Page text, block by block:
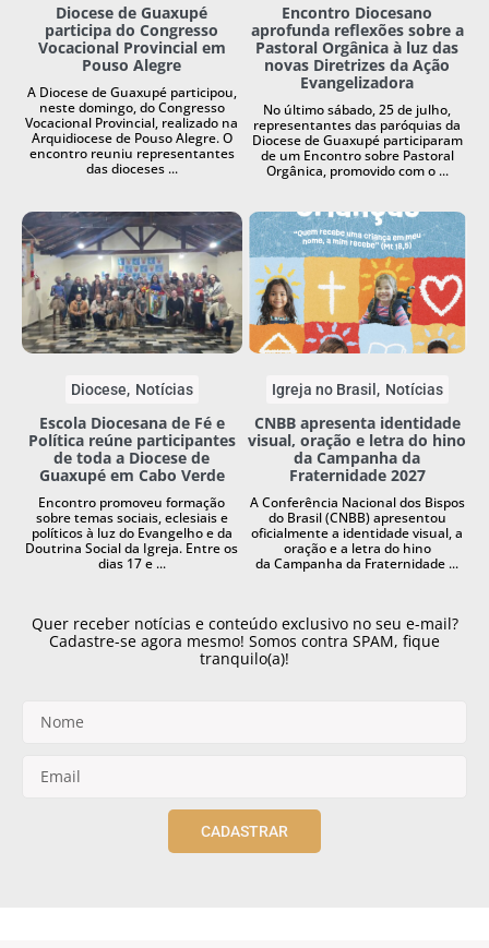
Diocese de Guaxupé
participa do Congresso
Vocacional Provincial em
Pouso Alegre
A Diocese de Guaxupé participou,
neste domingo, do Congresso
Vocacional Provincial, realizado na
Arquidiocese de Pouso Alegre. O
encontro reuniu representantes
das dioceses ...
Encontro Diocesano
aprofunda reflexões sobre a
Pastoral Orgânica à luz das
novas Diretrizes da Ação
Evangelizadora
No último sábado, 25 de julho,
representantes das paróquias da
Diocese de Guaxupé participaram
de um Encontro sobre Pastoral
Orgânica, promovido com o ...
Diocese Notícias
Escola Diocesana de Fé e
Política reúne participantes
de toda a Diocese de
Guaxupé em Cabo Verde
Encontro promoveu formação
sobre temas sociais, eclesiais e
políticos à luz do Evangelho e da
Doutrina Social da Igreja. Entre os
dias 17 e ...
Igreja no Brasil Notícias
CNBB apresenta identidade
visual, oração e letra do hino
da Campanha da
Fraternidade 2027
A Conferência Nacional dos Bispos
do Brasil (CNBB) apresentou
oficialmente a identidade visual, a
oração e a letra do hino
da Campanha da Fraternidade ...
Quer receber notícias e conteúdo exclusivo no seu e-mail?
Cadastre-se agora mesmo! Somos contra SPAM, fique
tranquilo(a)!
CADASTRAR